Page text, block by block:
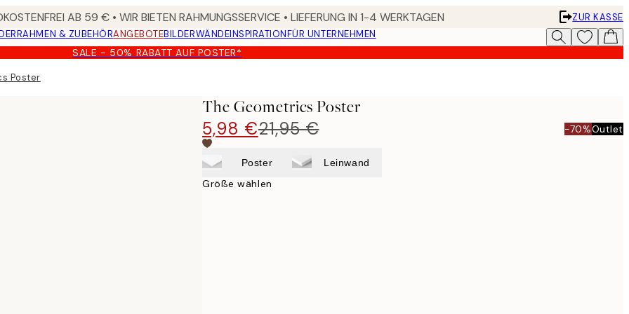
AB 59 € • WIR BIETEN RAHMUNGSSERVICE • LIEFERUNG IN 1-4 WERKTAGEN
ZUR KASSE
RAHMEN & ZUBEHÖRANGEBOTEBILDERWÄNDEINSPIRATIONFÜR UNTERNEHMEN
SALE - 50% RABATT AUF POSTER*
Poster
The Geometrics Poster
5,98 €21,95 € -70%Outlet
Poster Leinwand
Größe wählen